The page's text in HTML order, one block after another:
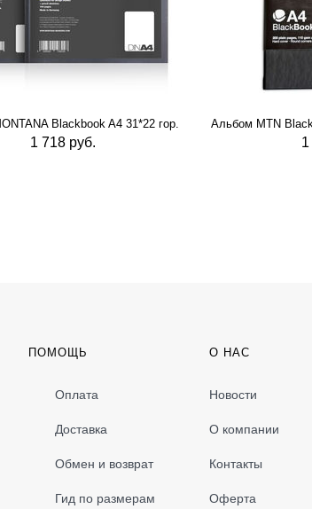
Blackbook A4 31*22 гор.
1 718 руб.
Альбом MTN
ПОМОЩЬ
Оплата
Доставка
Обмен и возврат
Гид по размерам
О НАС
Новости
О компании
Контакты
Оферта